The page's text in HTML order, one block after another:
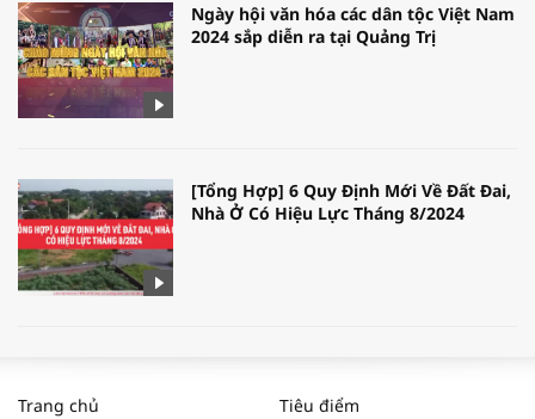
Ngày hội văn hóa các dân tộc Việt Nam
2024 sắp diễn ra tại Quảng Trị
[Tổng Hợp] 6 Quy Định Mới Về Đất Đai,
Nhà Ở Có Hiệu Lực Tháng 8/2024
NAM NĂM 2024 VÀ NĂM 2025 | NHỊP
ĐẬP THỊ TRƯỜNG #62
Trang chủ Tiêu điểm